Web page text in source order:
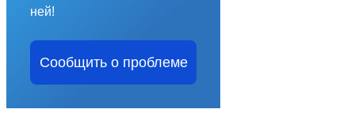
ней!
Сообщить о проблеме